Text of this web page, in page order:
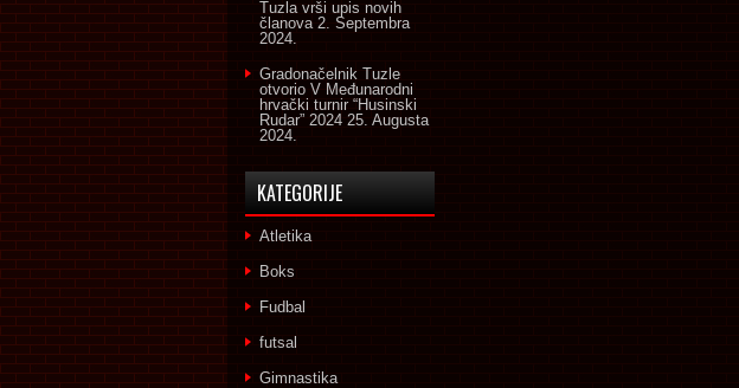
Tuzla vrši upis novih
članova 2. Septembra
2024.
Gradonačelnik Tuzle
otvorio V Međunarodni
hrvački turnir “Husinski
Rudar” 2024 25. Augusta
2024.
KATEGORIJE
Atletika
Boks
Fudbal
futsal
Gimnastika